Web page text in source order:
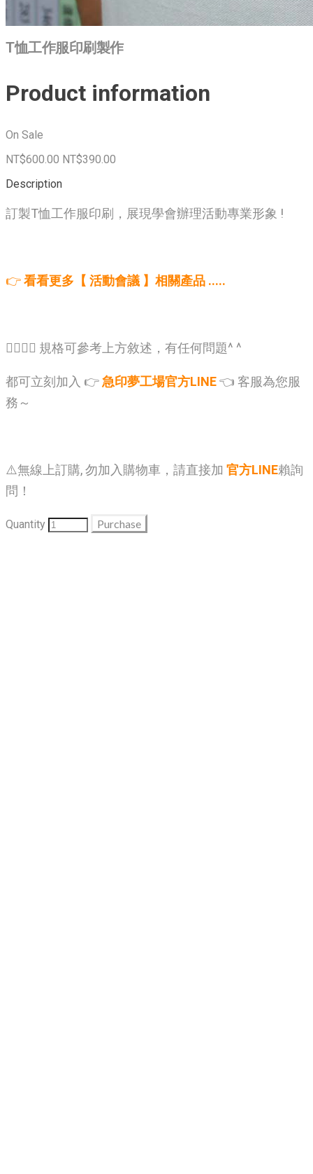
T恤工作服印刷製作
Product information
On Sale
NT$600.00 NT$390.00
Description
訂製T恤工作服印刷，展現學會辦理活動專業形象 !
👉看看更多【 活動會議 】相關產品 .....
🙋‍♂️🙋‍♂️ 規格可參考上方敘述，有任何問題^ ^
都可立刻加入 👉急印夢工場官方LINE👈 客服為您服
務～
⚠️無線上訂購, 勿加入購物車，請直接加 官方LINE賴詢
問！
Quantity Purchase